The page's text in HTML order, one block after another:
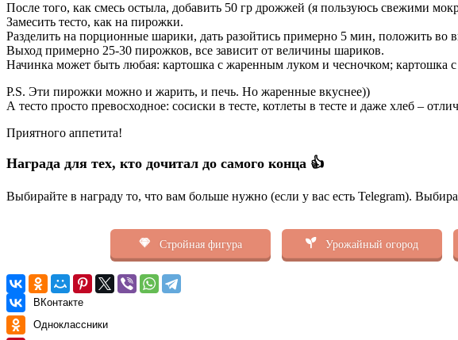
После того, как смесь остыла, добавить 50 гр дрожжей (я пользуюсь свежими
Замесить тесто, как на пирожки.
Разделить на порционные шарики, дать разойтись примерно 5 мин, положить во
Выход примерно 25-30 пирожков, все зависит от величины шариков.
Начинка может быть любая: картошка с жаренным луком и чесночком; картошка
P.S. Эти пирожки можно и жарить, и печь. Но жаренные вкуснее))
А тесто просто превосходное: сосиски в тесте, котлеты в тесте и даже хлеб –
Приятного аппетита!
Награда для тех, кто дочитал до самого конца 👍
Выбирайте в награду то, что вам больше нужно (если у вас есть Telegram).
Стройная фигура Урожайный огород
ВКонтакте
Одноклассники